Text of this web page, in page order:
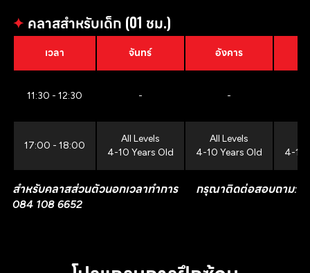
✦ คลาสสำหรับเด็ก (01 ชม.)
เวลา จันทร์ อังคาร
11:30 - 12:30 - -
17:00 - 18:00
All Levels
4-10 Years Old
All Levels
4-10 Years Old
4-10
สำหรับคลาสส่วนตัวนอกเวลาทำการ กรุณาติดต่อสอบถาม:
084 108 6652